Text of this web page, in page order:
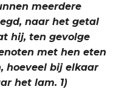
meerdere
naar het getal
hij, ten gevolge
met hen eten
hoeveel bij elkaar
het lam. 1)